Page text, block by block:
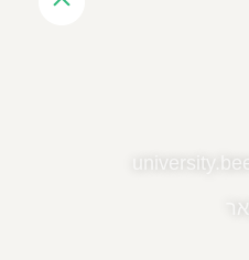
112 באר